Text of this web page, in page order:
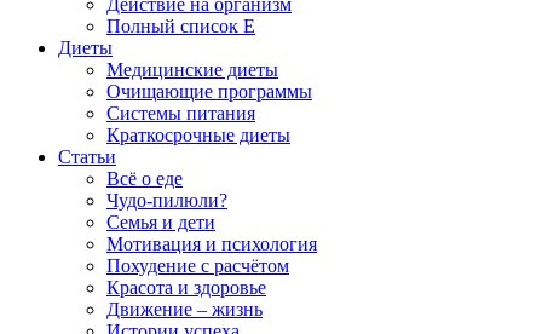
Действие на организм
Полный список E
Диеты
Медицинские диеты
Очищающие программы
Системы питания
Краткосрочные диеты
Статьи
Всё о еде
Чудо-пилюли?
Семья и дети
Мотивация и психология
Похудение с расчётом
Красота и здоровье
Движение – жизнь